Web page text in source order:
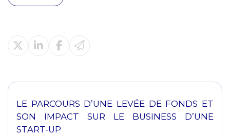
LE PARCOURS D’UNE LEVÉE DE FONDS ET
SON IMPACT SUR LE BUSINESS D’UNE
START-UP